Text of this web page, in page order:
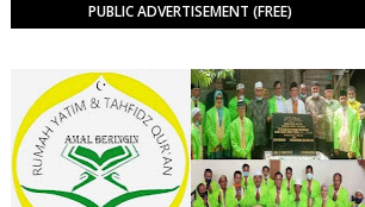
PUBLIC ADVERTISEMENT (FREE)